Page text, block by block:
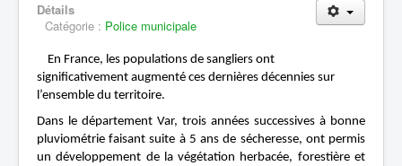
Vie locale
Communication
Vous êtes ici : Accueil
Vie Municipale
Police municipale
Emploi du feu et brûlage des déchets verts
Détails
Catégorie : Police municipale
En France, les populations de sangliers ont
significativement augmenté ces dernières décennies sur
l’ensemble du territoire.
Dans le département Var, trois années successives à bonne
pluviométrie faisant suite à 5 ans de sécheresse, ont permis
un développement de la végétation herbacée, forestière et